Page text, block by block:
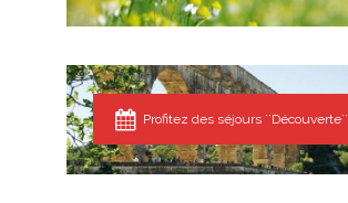
Profitez des séjours ``Découverte``